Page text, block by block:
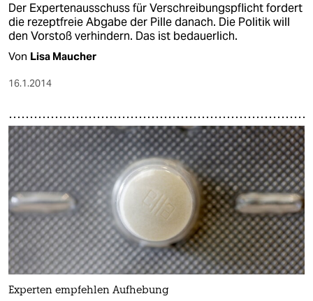
Der Expertenausschuss für Verschreibungspflicht fordert
die rezeptfreie Abgabe der Pille danach. Die Politik will
den Vorstoß verhindern. Das ist bedauerlich.
Von Lisa Maucher
16.1.2014
Experten empfehlen Aufhebung